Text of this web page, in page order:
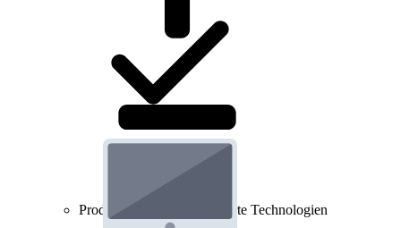
Produkt-Prüfungen für smarte Technologien